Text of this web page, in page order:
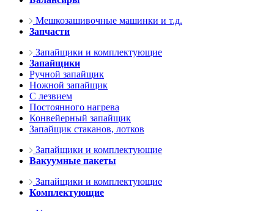
Мешкозашивочные машинки и т.д.
Запчасти
Запайщики и комплектующие
Запайщики
Ручной запайщик
Ножной запайщик
С лезвием
Постоянного нагрева
Конвейерный запайщик
Запайщик стаканов, лотков
Запайщики и комплектующие
Вакуумные пакеты
Запайщики и комплектующие
Комплектующие